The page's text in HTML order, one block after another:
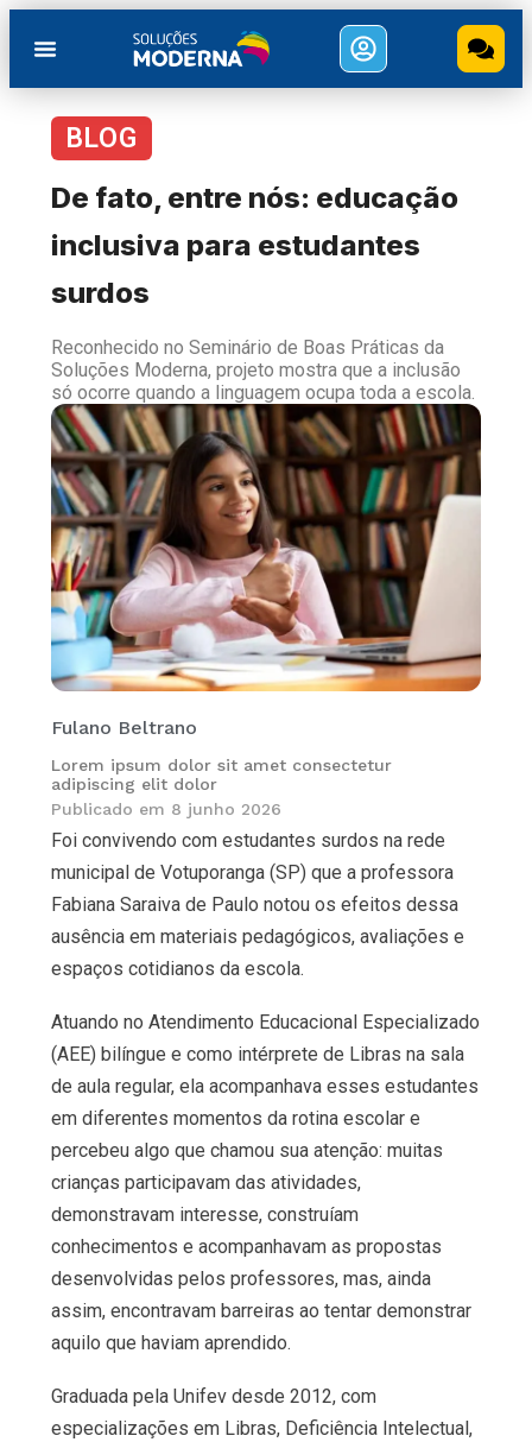
BLOG
De fato, entre nós: educação
inclusiva para estudantes
surdos
Reconhecido no Seminário de Boas Práticas da
Soluções Moderna, projeto mostra que a inclusão
só ocorre quando a linguagem ocupa toda a escola.
Fulano Beltrano
Lorem ipsum dolor sit amet consectetur
adipiscing elit dolor
Publicado em 8 junho 2026
Foi convivendo com estudantes surdos na rede
municipal de Votuporanga (SP) que a professora
Fabiana Saraiva de Paulo notou os efeitos dessa
ausência em materiais pedagógicos, avaliações e
espaços cotidianos da escola.
Atuando no Atendimento Educacional Especializado
(AEE) bilíngue e como intérprete de Libras na sala
de aula regular, ela acompanhava esses estudantes
em diferentes momentos da rotina escolar e
percebeu algo que chamou sua atenção: muitas
crianças participavam das atividades,
demonstravam interesse, construíam
conhecimentos e acompanhavam as propostas
desenvolvidas pelos professores, mas, ainda
assim, encontravam barreiras ao tentar demonstrar
aquilo que haviam aprendido.
Graduada pela Unifev desde 2012, com
especializações em Libras, Deficiência Intelectual,